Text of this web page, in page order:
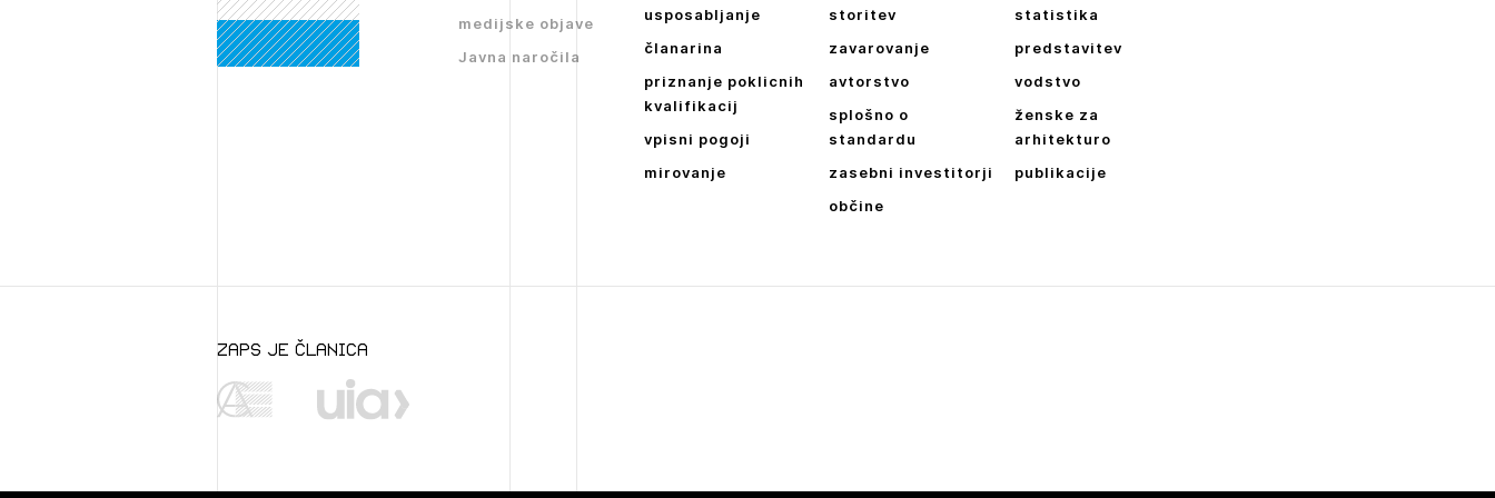
medijske objave
Javna naročila
usposabljanje
članarina
priznanje poklicnih
kvalifikacij
vpisni pogoji
mirovanje
storitev
zavarovanje
avtorstvo
splošno o
standardu
zasebni investitorji
občine
statistika
predstavitev
vodstvo
ženske za
arhitekturo
publikacije
zaps je članica